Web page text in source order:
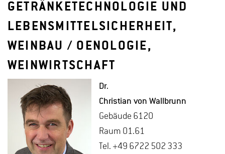
GETRÄNKETECHNOLOGIE UND
LEBENSMITTELSICHERHEIT,
WEINBAU / OENOLOGIE,
WEINWIRTSCHAFT
Dr.
Chris­ti­an von Wall­brunn
Ge­bäu­de 6120
Raum 01.61
Tel. +49 6722 502 333